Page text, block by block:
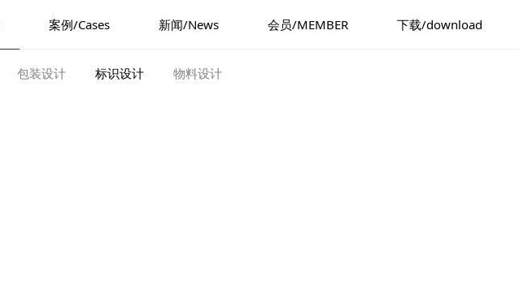
案例/Cases 新闻/News 会员/MEMBER 下载/download
包装设计 标识设计 物料设计